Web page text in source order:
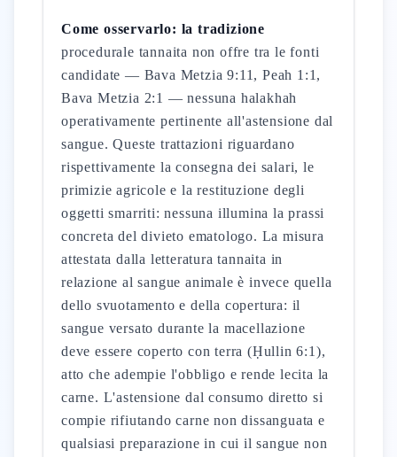
Come osservarlo: la tradizione
procedurale tannaita non offre tra le fonti
candidate — Bava Metzia 9:11, Peah 1:1,
Bava Metzia 2:1 — nessuna halakhah
operativamente pertinente all'astensione dal
sangue. Queste trattazioni riguardano
rispettivamente la consegna dei salari, le
primizie agricole e la restituzione degli
oggetti smarriti: nessuna illumina la prassi
concreta del divieto ematologo. La misura
attestata dalla letteratura tannaita in
relazione al sangue animale è invece quella
dello svuotamento e della copertura: il
sangue versato durante la macellazione
deve essere coperto con terra (Ḥullin 6:1),
atto che adempie l'obbligo e rende lecita la
carne. L'astensione dal consumo diretto si
compie rifiutando carne non dissanguata e
qualsiasi preparazione in cui il sangue non